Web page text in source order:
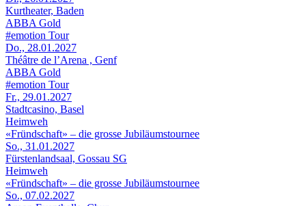
Kurtheater, Baden
ABBA Gold
#emotion Tour
Do., 28.01.2027
Théâtre de l’Arena , Genf
ABBA Gold
#emotion Tour
Fr., 29.01.2027
Stadtcasino, Basel
Heimweh
«Fründschaft» – die grosse Jubiläumstournee
So., 31.01.2027
Fürstenlandsaal, Gossau SG
Heimweh
«Fründschaft» – die grosse Jubiläumstournee
So., 07.02.2027